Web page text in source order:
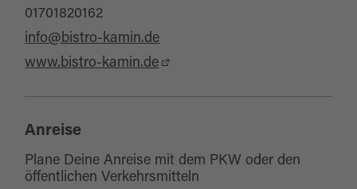
01701820162
info@bistro-kamin.de
www.bistro-kamin.de
Anreise
Plane Deine Anreise mit dem PKW oder den
öffentlichen Verkehrsmitteln